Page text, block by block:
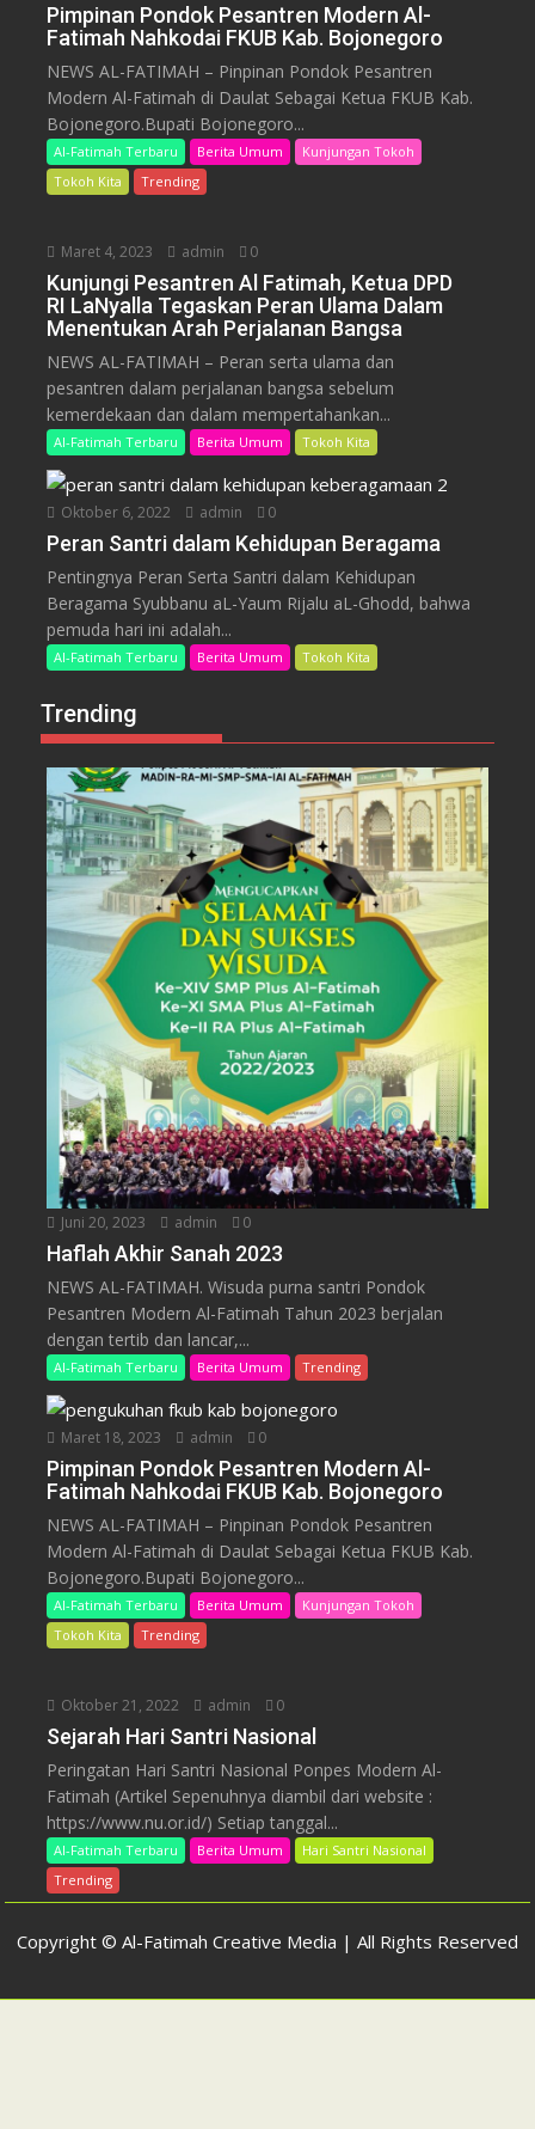
Pimpinan Pondok Pesantren Modern Al-
Fatimah Nahkodai FKUB Kab. Bojonegoro
NEWS AL-FATIMAH – Pinpinan Pondok Pesantren
Modern Al-Fatimah di Daulat Sebagai Ketua FKUB Kab.
Bojonegoro.Bupati Bojonegoro...
Al-Fatimah Terbaru Berita Umum
Kunjungan Tokoh
Tokoh Kita
Trending
Maret 4, 2023 admin 0
Kunjungi Pesantren Al Fatimah, Ketua DPD
RI LaNyalla Tegaskan Peran Ulama Dalam
Menentukan Arah Perjalanan Bangsa
NEWS AL-FATIMAH – Peran serta ulama dan
pesantren dalam perjalanan bangsa sebelum
kemerdekaan dan dalam mempertahankan...
Al-Fatimah Terbaru Berita Umum Tokoh Kita
Oktober 6, 2022 admin 0
Peran Santri dalam Kehidupan Beragama
Pentingnya Peran Serta Santri dalam Kehidupan
Beragama Syubbanu aL-Yaum Rijalu aL-Ghodd, bahwa
pemuda hari ini adalah...
Al-Fatimah Terbaru Berita Umum Tokoh Kita
Trending
Juni 20, 2023 admin 0
Haflah Akhir Sanah 2023
NEWS AL-FATIMAH. Wisuda purna santri Pondok
Pesantren Modern Al-Fatimah Tahun 2023 berjalan
dengan tertib dan lancar,...
Al-Fatimah Terbaru Berita Umum Trending
Maret 18, 2023 admin 0
Pimpinan Pondok Pesantren Modern Al-
Fatimah Nahkodai FKUB Kab. Bojonegoro
NEWS AL-FATIMAH – Pinpinan Pondok Pesantren
Modern Al-Fatimah di Daulat Sebagai Ketua FKUB Kab.
Bojonegoro.Bupati Bojonegoro...
Al-Fatimah Terbaru Berita Umum
Kunjungan Tokoh
Tokoh Kita
Trending
Oktober 21, 2022 admin 0
Sejarah Hari Santri Nasional
Peringatan Hari Santri Nasional Ponpes Modern Al-
Fatimah (Artikel Sepenuhnya diambil dari website :
https://www.nu.or.id/) Setiap tanggal...
Al-Fatimah Terbaru Berita Umum
Hari Santri Nasional
Trending
Copyright © Al-Fatimah Creative Media | All Rights Reserved